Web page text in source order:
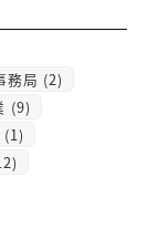
務局 (2)
(9)
(1)